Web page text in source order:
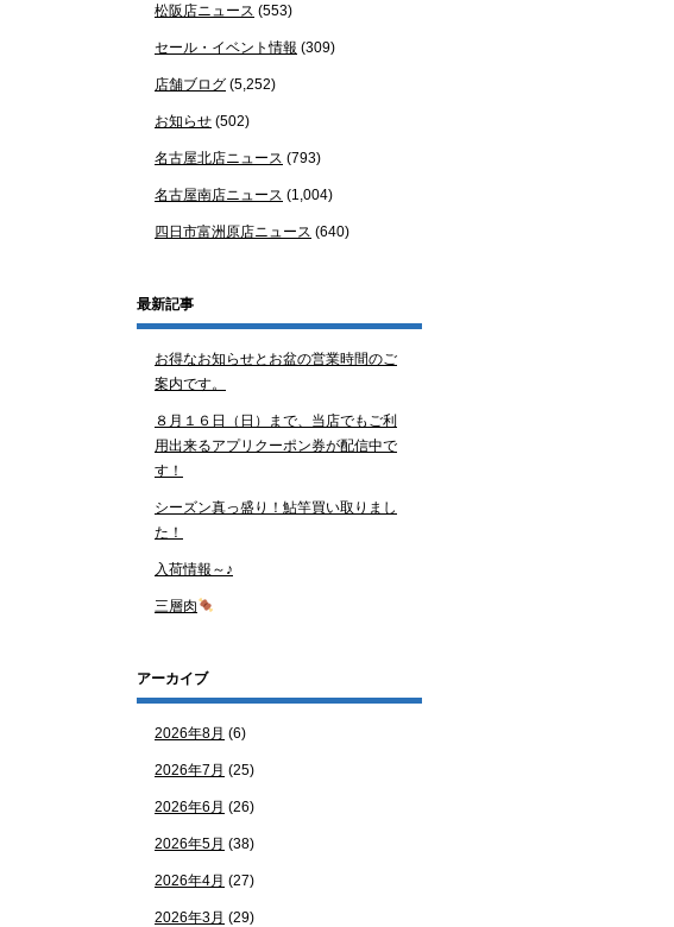
松阪店ニュース (553)
セール・イベント情報 (309)
店舗ブログ (5,252)
お知らせ (502)
名古屋北店ニュース (793)
名古屋南店ニュース (1,004)
四日市富洲原店ニュース (640)
最新記事
お得なお知らせとお盆の営業時間のご
案内です。
８月１６日（日）まで、当店でもご利
用出来るアプリクーポン券が配信中で
す！
シーズン真っ盛り！鮎竿買い取りまし
た！
入荷情報～♪
三層肉
アーカイブ
2026年8月 (6)
2026年7月 (25)
2026年6月 (26)
2026年5月 (38)
2026年4月 (27)
2026年3月 (29)